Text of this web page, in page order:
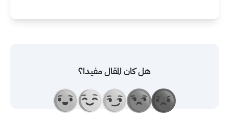
هل كان المقال مفيدا؟